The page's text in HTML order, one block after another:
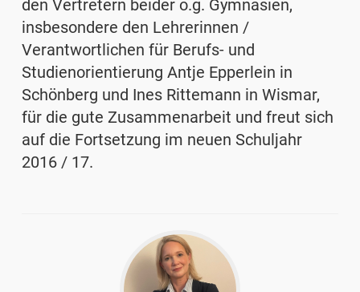
den Vertretern beider o.g. Gymnasien,
insbesondere den Lehrerinnen /
Verantwortlichen für Berufs- und
Studienorientierung Antje Epperlein in
Schönberg und Ines Rittemann in Wismar,
für die gute Zusammenarbeit und freut sich
auf die Fortsetzung im neuen Schuljahr
2016 / 17.